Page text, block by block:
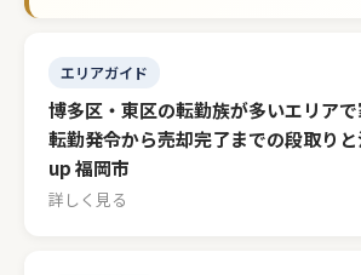
エリアガイド
博多区・東区の転勤族が多いエリア
転勤発令から売却完了までの段取り
up 福岡市
詳しく見る